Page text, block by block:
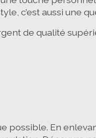
c’est aussi une
de qualité
En